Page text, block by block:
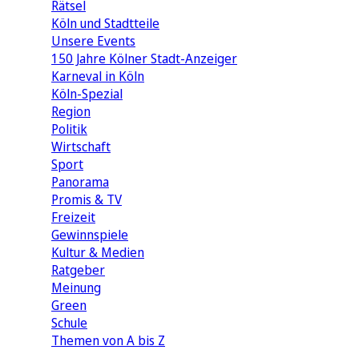
Rätsel
Köln und Stadtteile
Unsere Events
150 Jahre Kölner Stadt-Anzeiger
Karneval in Köln
Köln-Spezial
Region
Politik
Wirtschaft
Sport
Panorama
Promis & TV
Freizeit
Gewinnspiele
Kultur & Medien
Ratgeber
Meinung
Green
Schule
Themen von A bis Z